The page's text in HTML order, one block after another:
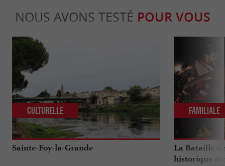
NOUS AVONS TESTÉ POUR VOUS
Sainte-Foy-la-Grande
Culturelle
La Bataille
historique
Familiale